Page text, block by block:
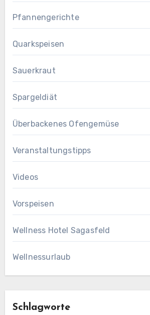
Pfannengerichte
Quarkspeisen
Sauerkraut
Spargeldiät
Überbackenes Ofengemüse
Veranstaltungstipps
Videos
Vorspeisen
Wellness Hotel Sagasfeld
Wellnessurlaub
Schlagworte